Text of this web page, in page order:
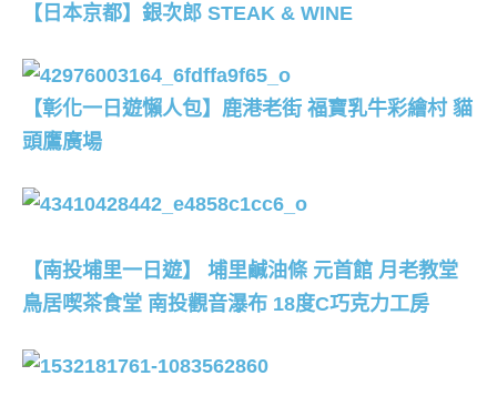
【日本京都】銀次郎 STEAK & WINE
【彰化一日遊懶人包】鹿港老街 福寶乳牛彩繪村 貓
頭鷹廣場
【南投埔里一日遊】 埔里鹹油條 元首館 月老教堂
鳥居喫茶食堂 南投觀音瀑布 18度C巧克力工房